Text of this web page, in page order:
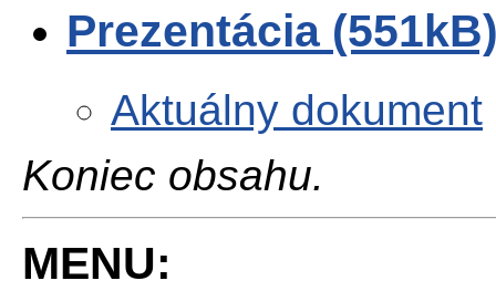
Prezentácia
Aktuálny dokument
Koniec obsahu.
MENU: